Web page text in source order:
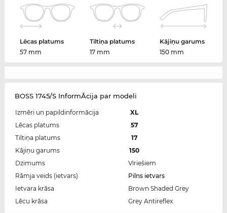
Lēcas platums
57 mm
Tiltiņa platums
17 mm
Kājiņu garums
150 mm
BOSS 1745/S InformĀcija par modeli
Izmēri un papildinformācija
XL
Lēcas platums
57
Tiltiņa platums
17
Kājiņu garums
150
Dzimums
Vīriešiem
Rāmja veids (ietvars)
Pilns ietvars
Ietvara krāsa
Brown Shaded Grey
Lēcu krāsa
Grey Antireflex